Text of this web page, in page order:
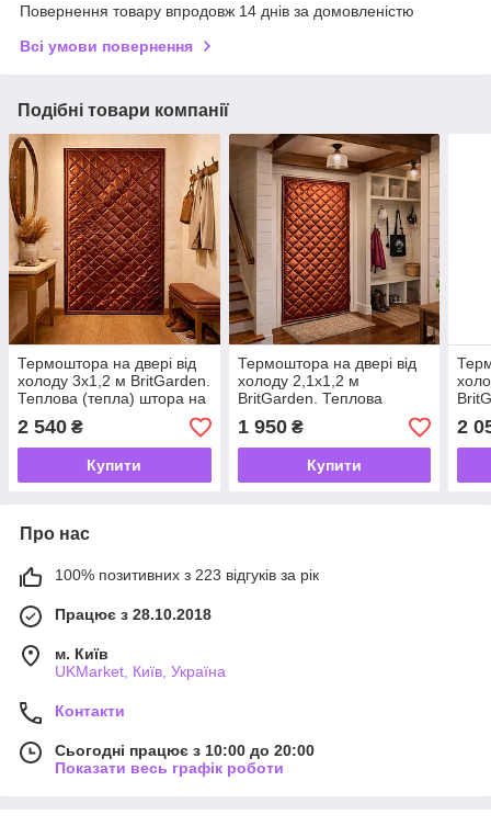
Повернення товару впродовж 14 днів за домовленістю
Всі умови повернення
Подібні товари компанії
Термоштора на двері від
холоду 3х1,2 м BritGarden.
Теплова (тепла) штора на
вхідні двері тришарова,
дуже тепла -UKMarket-
2 540 ₴
Купити
Термоштора на двері від
холоду 2,1х1,2 м
BritGarden. Теплова
(тепла) штора на вхідні
двері тришарова, дуже
тепла -UKMarket-
1 950₴
Купити
2
Про нас
100% позитивних з 223 відгуків за рік
Працює з 28.10.2018
м. Київ
UKMarket, Київ, Україна
Контакти
Сьогодні працює з 10:00 до 20:00
Показати весь графік роботи